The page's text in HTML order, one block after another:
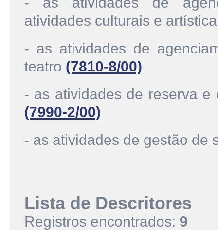
atividades culturais e
- as atividades de
teatro (7810-8/00)
- as atividades de reserva
(7990-2/00)
- as atividades de gestão de
Lista de Descritores
Registros encontrados: 9